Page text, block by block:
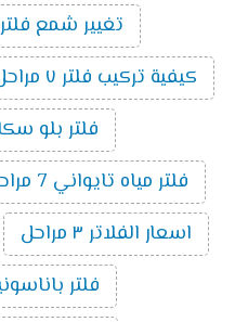
تغيير شمع فلتر
كيفية تركيب فلتر ٧ مراحل
فلتر بلو سكاي 7
فلتر مياه تايواني 7 مراحل
اسعار الفلاتر ٣ مراحل
فلتر باناسونيك 7